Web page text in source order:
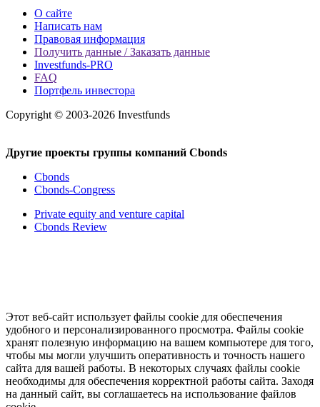
О сайте
Написать нам
Правовая информация
Получить данные / Заказать данные
Investfunds-PRO
FAQ
Портфель инвестора
Copyright © 2003-2026 Investfunds
Другие проекты группы компаний Cbonds
Cbonds
Cbonds-Congress
Private equity and venture capital
Cbonds Review
Этот веб-сайт использует файлы cookie для обеспечения
удобного и персонализированного просмотра. Файлы cookie
хранят полезную информацию на вашем компьютере для того,
чтобы мы могли улучшить оперативность и точность нашего
сайта для вашей работы. В некоторых случаях файлы cookie
необходимы для обеспечения корректной работы сайта. Заходя
на данный сайт, вы соглашаетесь на использование файлов